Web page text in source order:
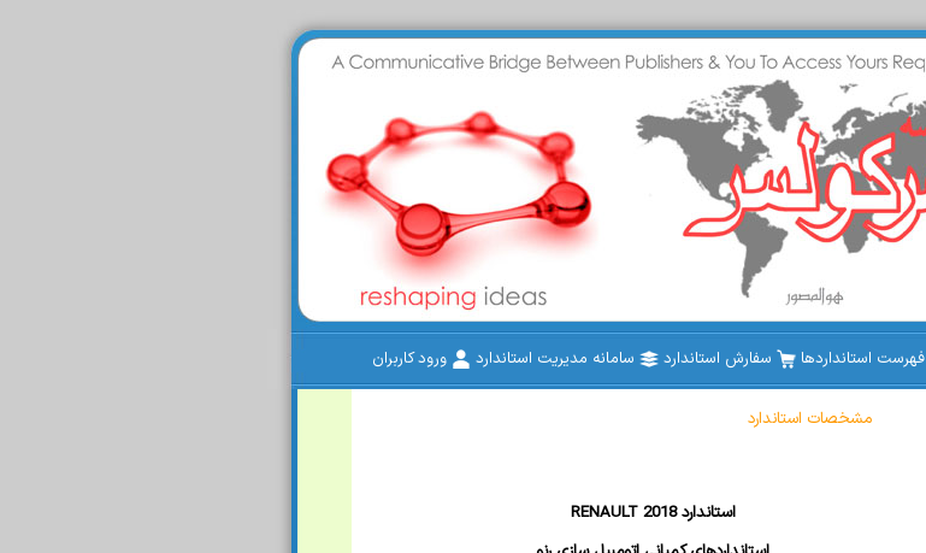
فهرست استانداردها سفارش استاندارد سامانه مدیریت استاندارد ورود کاربران
مشخصات استاندارد
RENAULT 2018 استاندارد